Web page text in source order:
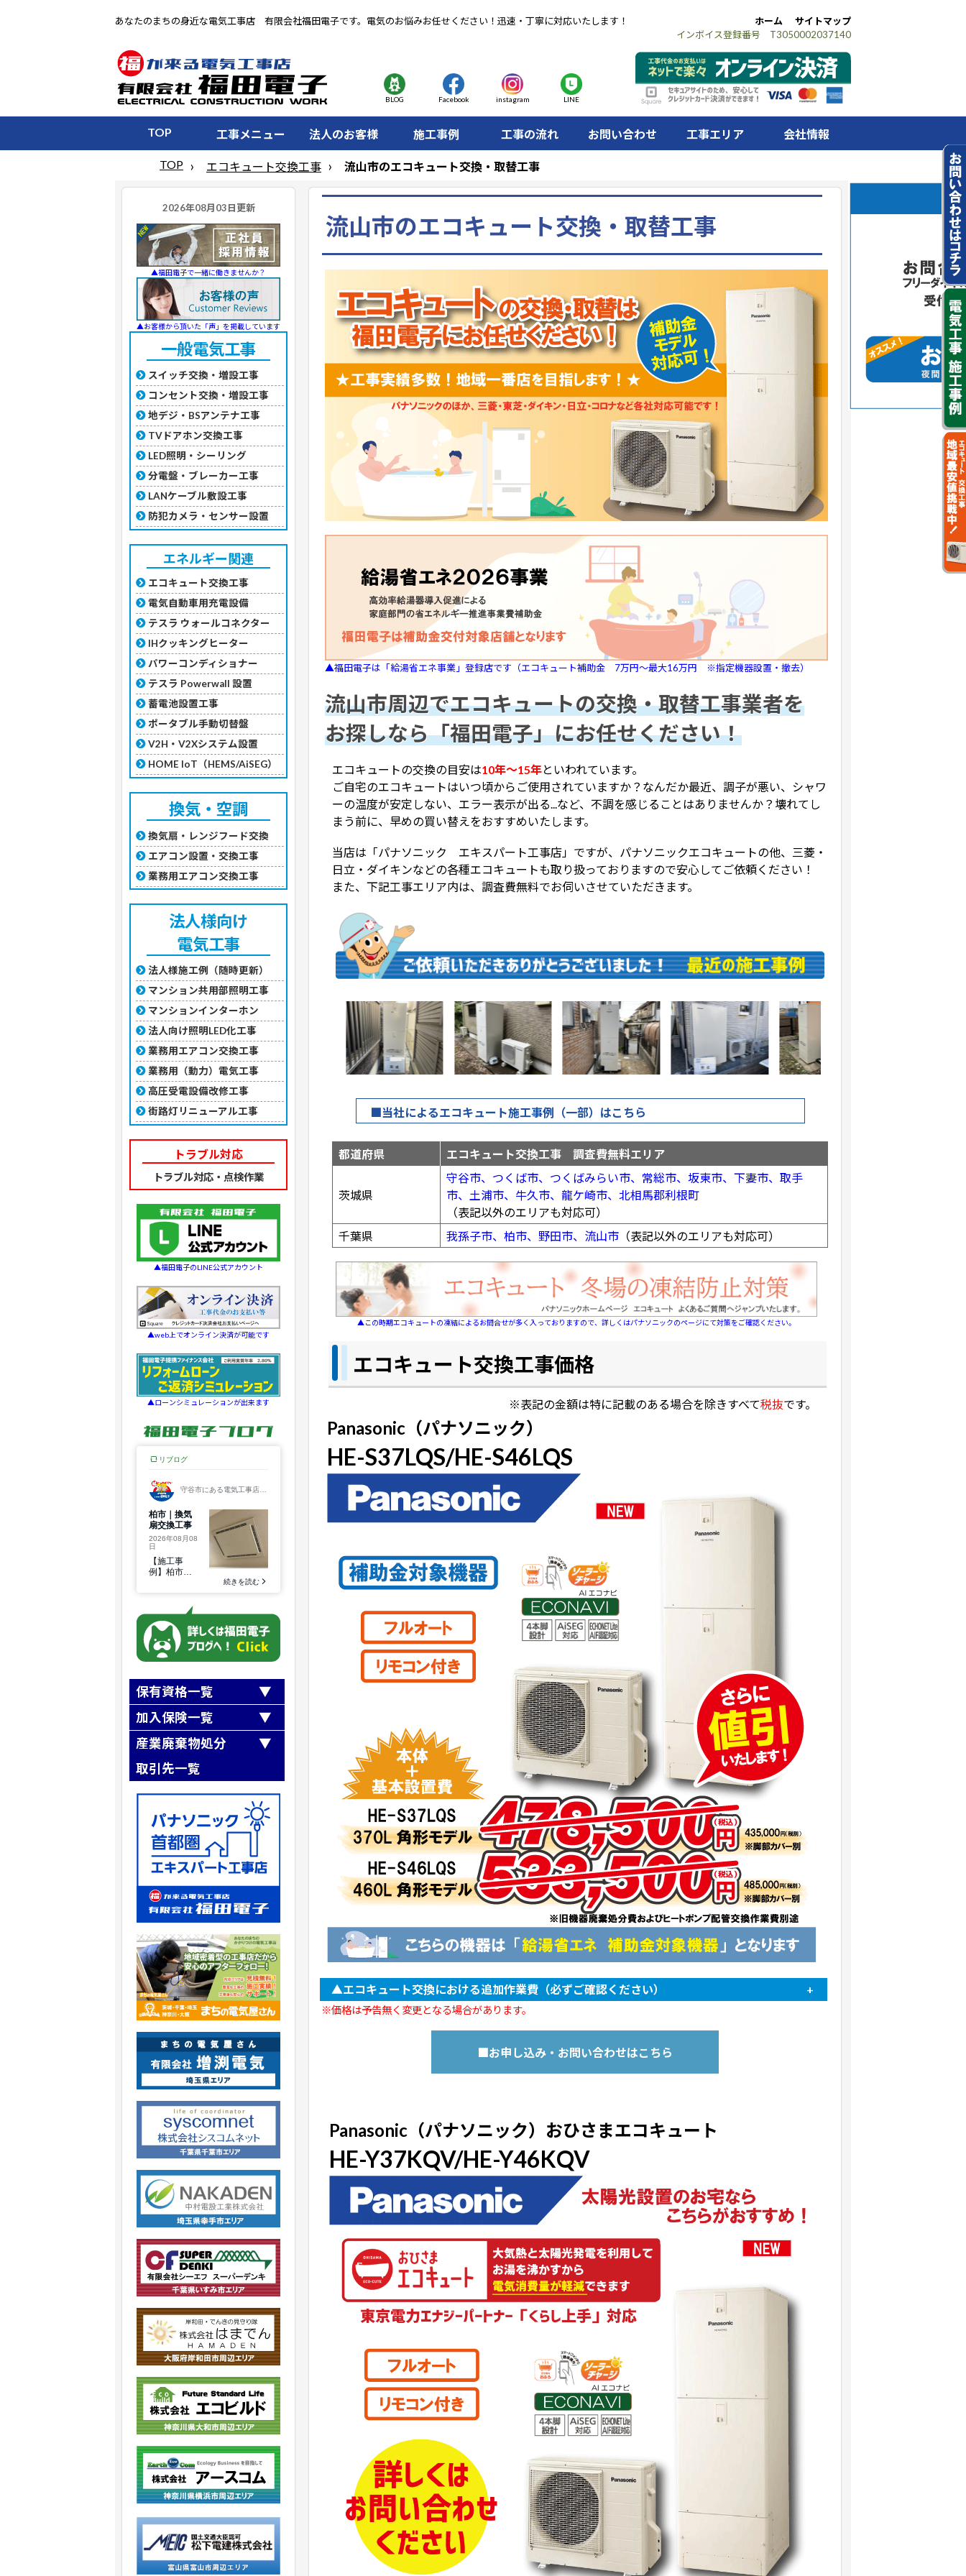
あなたのまちの身近な電気工事店 有限会社福田電子です。電気のお悩みお任せください！迅速・丁寧に対応いたします！ ホーム
サイトマップ
インボイス登録番号 T3050002037140
BLOG Facebook instagram LINE
TOP 工事メニュー 法人のお客様 施工事例 工事の流れ お問い合わせ 工事エリア 会社情報
TOP エコキュート交換工事 流山市のエコキュート交換・取替工事
▲福田電子で一緒に働きませんか？
▲お客様から頂いた「声」を掲載しています
一般電気工事
スイッチ交換・増設工事
コンセント交換・増設工事
地デジ・BSアンテナ工事
TVドアホン交換工事
LED照明・シーリング
分電盤・ブレーカー工事
LANケーブル敷設工事
防犯カメラ・センサー設置
エネルギー関連
エコキュート交換工事
電気自動車用充電設備
テスラ ウォールコネクター
IHクッキングヒーター
パワーコンディショナー
テスラ Powerwall 設置
蓄電池設置工事
ポータブル手動切替盤
V2H・V2Xシステム設置
HOME IoT（HEMS/AiSEG）
換気・空調
換気扇・レンジフード交換
エアコン設置・交換工事
業務用エアコン交換工事
法人様向け
電気工事
法人様施工例（随時更新）
マンション共用部照明工事
マンションインターホン
法人向け照明LED化工事
業務用エアコン交換工事
業務用（動力）電気工事
高圧受電設備改修工事
街路灯リニューアル工事
トラブル対応
トラブル対応・点検作業
▲福田電子のLINE公式アカウント
▲web上でオンライン決済が可能です
▲ローンシミュレーションが出来ます
保有資格一覧
第一種電気工事士
第二種電気工事士
職長・安全衛生責任者
高所作業車運転技能講習
アーク溶接
小型移動式クレーン運転技能
玉掛け技能講習
自由研削といし
石綿（アスベスト）作業主任者
建築物石綿含有建材調査者
加入保険一覧
全日本電気工事業工業組合連合会
全日本電気工事業工業組合連合会
『業務災害補償制度』
SR茨城県労働保険事務組合加入
建設業退職金共済事業加入
産業廃棄物処分
取引先一覧
クリーンテックシオガイ（株）
株式会社リフレックス
株式会社ニシノ産業
株式会社NIPPO
株式会社フルヤ建商
流山市のエコキュート交換・取替工事
▲福田電子は「給湯省エネ事業」登録店です（エコキュート補助金 7万円～最大16万円 ※指定機器設置・撤去）
流山市周辺でエコキュートの交換・取替工事業者を
お探しなら「福田電子」にお任せください！
エコキュートの交換の目安は10年～15年といわれています。
ご自宅のエコキュートはいつ頃からご使用されていますか？なんだか最近、調子が悪い、シャワ
ーの温度が安定しない、エラー表示が出る...など、不調を感じることはありませんか？壊れてし
まう前に、早めの買い替えをおすすめいたします。
当店は「パナソニック エキスパート工事店」ですが、パナソニックエコキュートの他、三菱・
日立・ダイキンなどの各種エコキュートも取り扱っておりますので安心してご依頼ください！
また、下記工事エリア内は、調査費無料でお伺いさせていただきます。
■当社によるエコキュート施工事例（一部）はこちら
都道府県 エコキュート交換工事 調査費無料エリア
茨城県
守谷市、 つくば市、 つくばみらい市、 常総市、 坂東市、 下妻市、 取手
市、 土浦市、 牛久市、 龍ケ崎市、 北相馬郡利根町
（表記以外のエリアも対応可）
千葉県
我孫子市、 柏市、 野田市、 流山市 （表記以外のエリアも対応可）
▲この時期エコキュートの凍結によるお問合せが多く入っておりますので、詳しくはパナソニックのページにて対策をご確認ください。
エコキュート交換工事価格
※表記の金額は特に記載のある場合を除きすべて税抜です。
Panasonic（パナソニック）
HE-S37LQS/HE-S46LQS
▲エコキュート交換における追加作業費（必ずご確認ください）
・他社エコキュートからの交換による配管変更
・ヒートポンプ配管変更
+22,000円（税込）～
・新規基礎施工（既存の基礎が使えない場合）
+11,000円（税込）～
・長期保証サービス（お客様任意）
メーカーサイトよりお申し込みください
※価格は予告無く変更となる場合があります。
■お申し込み・お問い合わせはこちら
Panasonic（パナソニック）おひさまエコキュート
HE-Y37KQV/HE-Y46KQV